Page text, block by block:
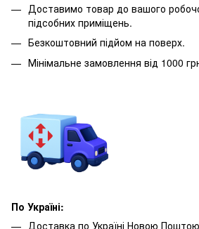
Доставимо товар до вашого
підсобних приміщень.
Безкоштовний підйом на поверх.
Мінімальне замовлення від 1000
По Україні:
Доставка по Україні Новою Поштою